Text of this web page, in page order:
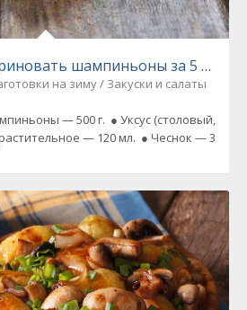
шампиньоны за 5
на зиму / Закуски и салаты
— 500 г. ● Уксус (столовый,
— 120 мл. ● Чеснок — 3